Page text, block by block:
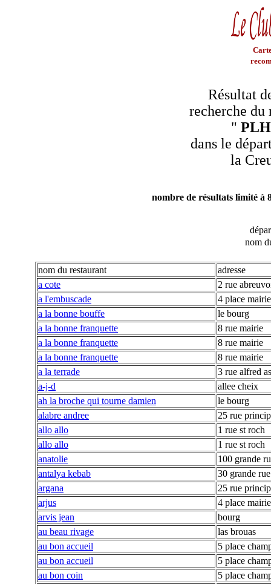
Résultat
recherche du
"
dans le
la
nombre de résultats limité à
nom
nom du restaurant
adresse
a cote
2 rue
a l'embuscade
4 place mairie
a la bonne bouffe
le bourg
a la bonne franquette
8 rue mairie
a la bonne franquette
8 rue mairie
a la bonne franquette
8 rue mairie
a la terrade
3 rue alfred
a-j-d
allee cheix
ah la broche qui tourne damien
le bourg
alabre andree
25 rue
allo allo
1 rue st roch
allo allo
1 rue st roch
anatolie
100 grande
antalya kebab
30 grande rue
argana
25 rue
arjus
4 place mairie
arvis jean
bourg
au beau rivage
las brouas
au bon accueil
5 place
au bon accueil
5 place
au bon coin
5 place